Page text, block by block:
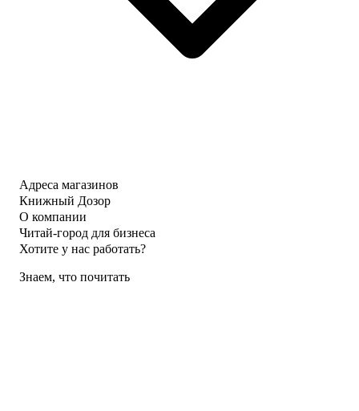
Адреса магазинов
Книжный Дозор
О компании
Читай-город для бизнеса
Хотите у нас работать?
Знаем, что почитать